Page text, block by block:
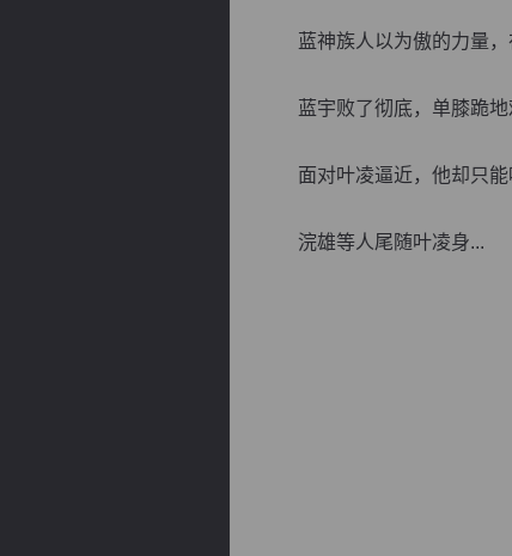
蓝神族人以为傲的力量，
蓝宇败了彻底，单膝跪地
面对叶凌逼近，他却只能
浣雄等人尾随叶凌身...